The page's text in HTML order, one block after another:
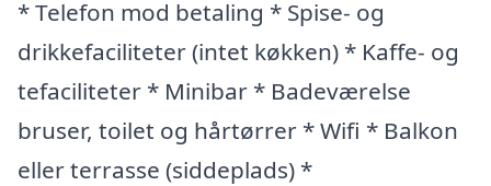
* Telefon mod betaling * Spise- og
drikkefaciliteter (intet køkken) * Kaffe- og
tefaciliteter * Minibar * Badeværelse
bruser, toilet og hårtørrer * Wifi * Balkon
eller terrasse (siddeplads) *